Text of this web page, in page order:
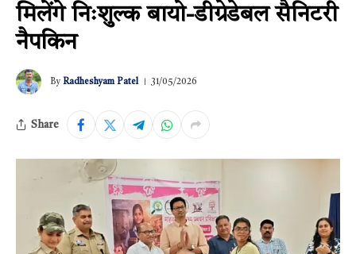
मिलेंगे निःशुल्क बायो-डीग्रेडेबल सैनिटरी
नैपकिन
By Radheshyam Patel 31/05/2026
Share